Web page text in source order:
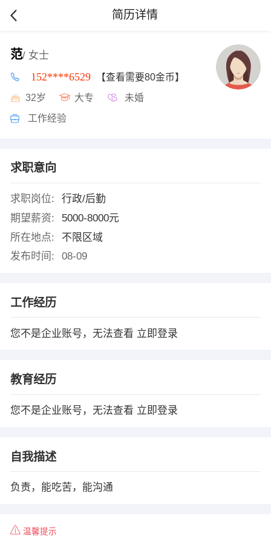
简历详情
范/ 女士
152****6529 【查看需要80金币】
32岁 大专 未婚
工作经验
求职意向
求职岗位:
行政/后勤
期望薪资:
5000-8000元
所在地点:
不限区域
发布时间:
08-09
工作经历
您不是企业账号，无法查看 立即登录
教育经历
您不是企业账号，无法查看 立即登录
自我描述
负责，能吃苦，能沟通
温馨提示